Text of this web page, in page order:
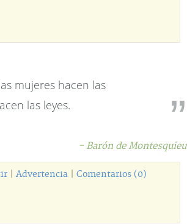
mujeres hacen las
las leyes.
- Barón de Montesquieu
Advertencia Comentarios (0)